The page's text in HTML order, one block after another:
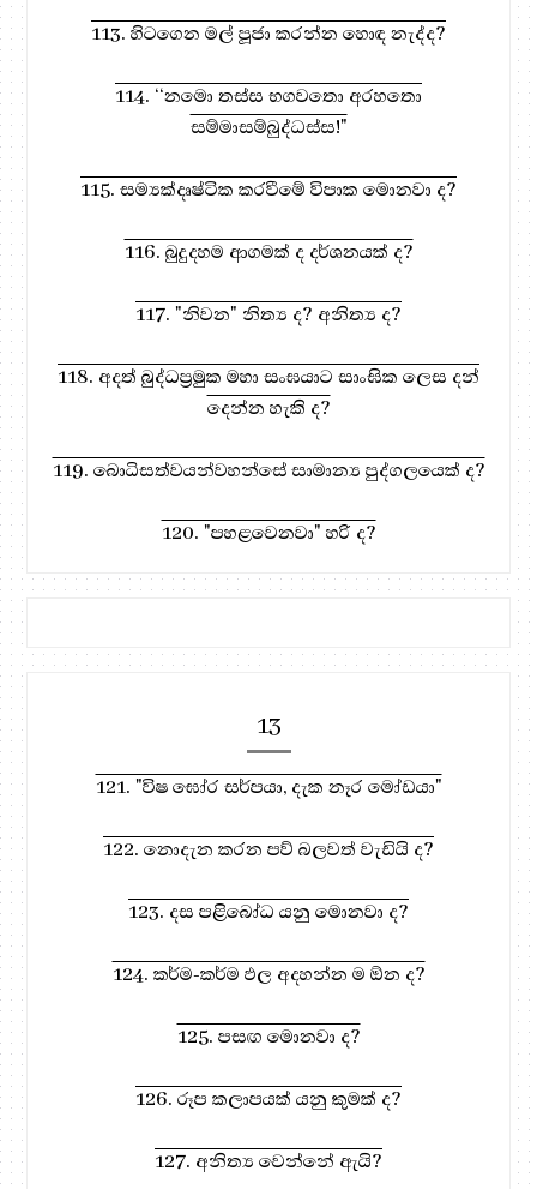
113. හිටගෙන මල් පූජා කරන්න හොඳ නැද්ද?
114. ‘‘නමො තස්ස භගවතො අරහතො
සම්මාසම්බුද්ධස්ස!"
115. සම්‍යක්දෘෂ්ටික කරවීමේ විපාක මොනවා ද?
116. බුදුදහම ආගමක් ද දර්ශනයක් ද?
117. "නිවන" නිත්‍ය ද? අනිත්‍ය ද?
118. අදත් බුද්ධප්‍රමුක මහා සංඝයාට සාංඝික ලෙස දන්
දෙන්න හැකි ද?
119. බොධිසත්වයන්වහන්සේ සාමාන්‍ය පුද්ගලයෙක් ද?
120. "පහළවෙනවා" හරි ද?
13
121. "විෂ ඝෝර සර්පයා, දැක නෑර මෝඩයා"
122. නොදැන කරන පව් බලවත් වැඩියි ද?
123. දස පළිබෝධ යනු මොනවා ද?
124. කර්ම-කර්ම ඵල අදහන්න ම ඕන ද?
125. පසඟ මොනවා ද?
126. රූප කලාපයක් යනු කුමක් ද?
127. අනිත්‍ය වෙන්නේ ඇයි?